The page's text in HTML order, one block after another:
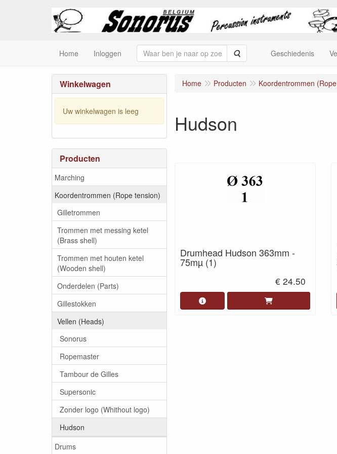
Home Inloggen Zoeken Geschiedenis
Winkelwagen
Uw winkelwagen is leeg
Producten
Marching
Koordentrommen (Rope tension)
Gilletrommen
Trommen met messing ketel
(Brass shell)
Trommen met houten ketel
(Wooden shell)
Onderdelen (Parts)
Gillestokken
Vellen (Heads)
Sonorus
Ropemaster
Tambour de Gilles
Supersonic
Zonder logo (Whithout logo)
Hudson
Drums
Home Producten Koordentrommen
Hudson
Drumhead Hudson 363mm -
75mµ (1)
€ 24.50